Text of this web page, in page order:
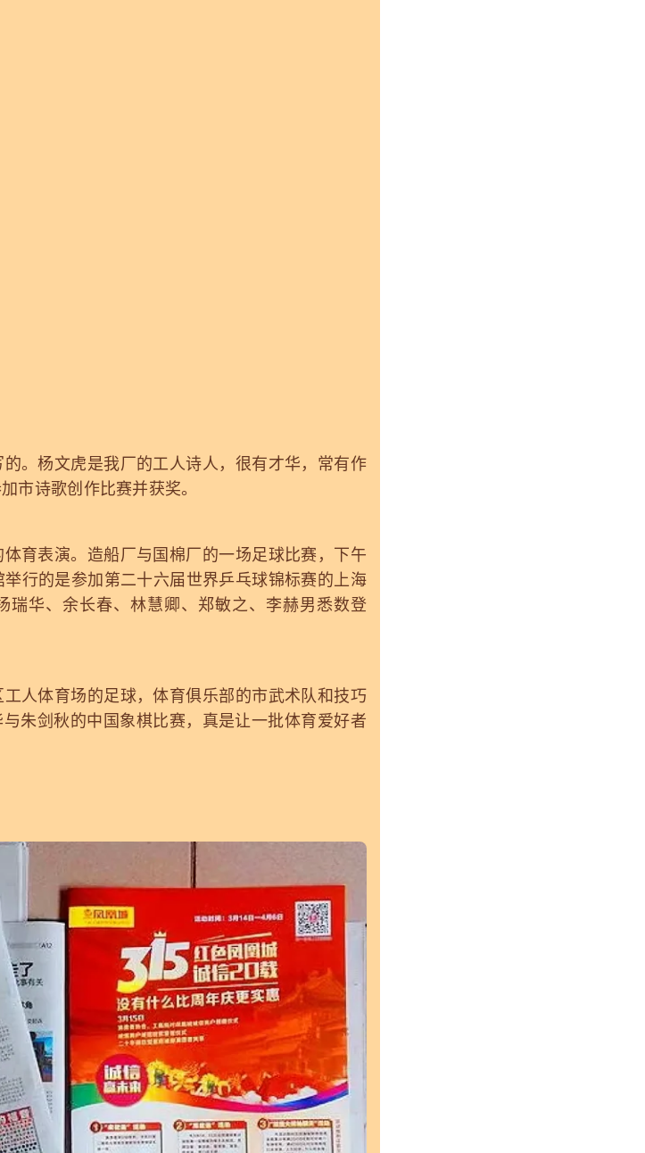
杨文虎是我厂的工人诗人，很有才华，常有作
市诗歌创作比赛并获奖。
表演。造船厂与国棉厂的一场足球比赛，下午
行的是参加第二十六届世界乒乓球锦标赛的上海
瑞华、余长春、林慧卿、郑敏之、李赫男悉数登
体育场的足球，体育俱乐部的市武术队和技巧
朱剑秋的中国象棋比赛，真是让一批体育爱好者